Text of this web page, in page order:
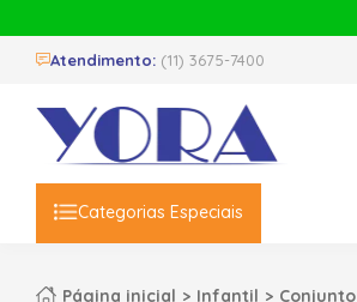
Atendimento: (11) 3675-7400
Categorias Especiais
Página inicial Infantil Conjunto